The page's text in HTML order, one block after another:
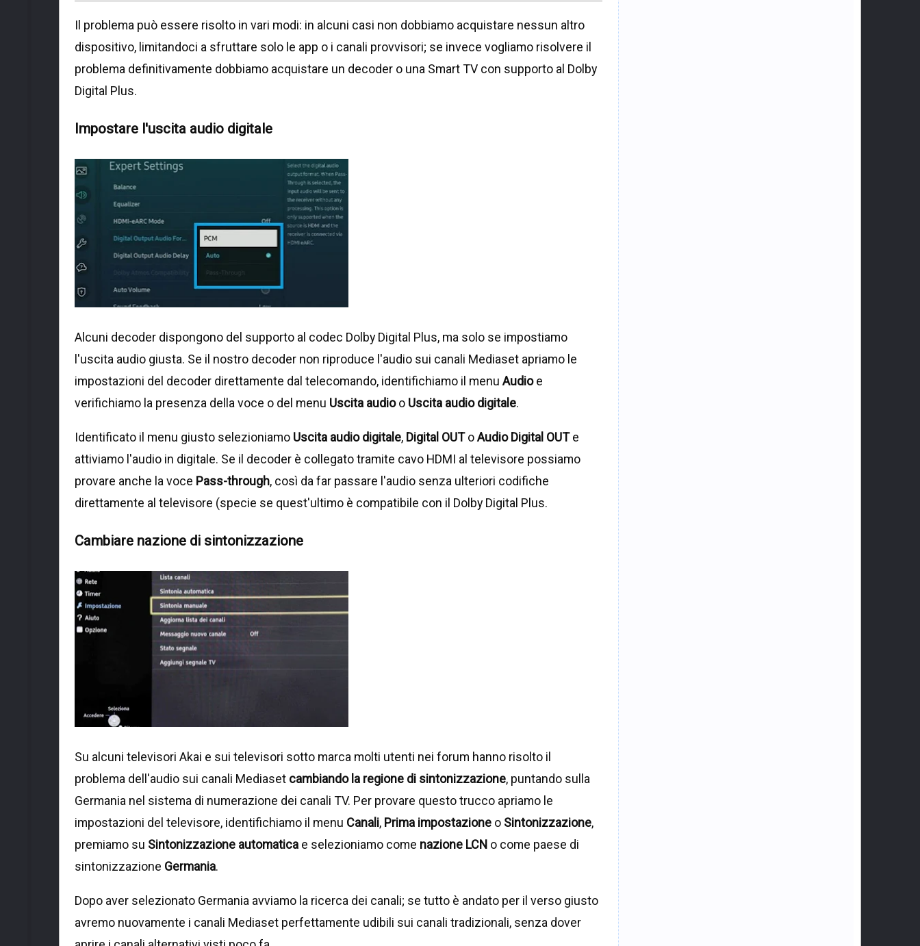
Il problema può essere risolto in vari modi: in alcuni casi non dobbiamo acquistare nessun altro
dispositivo, limitandoci a sfruttare solo le app o i canali provvisori; se invece vogliamo risolvere il
problema definitivamente dobbiamo acquistare un decoder o una Smart TV con supporto al Dolby
Digital Plus.
Impostare l'uscita audio digitale
Alcuni decoder dispongono del supporto al codec Dolby Digital Plus, ma solo se impostiamo
l'uscita audio giusta. Se il nostro decoder non riproduce l'audio sui canali Mediaset apriamo le
impostazioni del decoder direttamente dal telecomando, identifichiamo il menu Audioe
verifichiamo la presenza della voce o del menu Uscita audioo Uscita audio digitale.
Identificato il menu giusto selezioniamo Uscita audio digitale, Digital OUToAudio Digital OUTe
attiviamo l'audio in digitale. Se il decoder è collegato tramite cavo HDMI al televisore possiamo
provare anche la voce Pass-through, così da far passare l'audio senza ulteriori codifiche
direttamente al televisore (specie se quest'ultimo è compatibile con il Dolby Digital Plus.
Cambiare nazione di sintonizzazione
Su alcuni televisori Akai e sui televisori sotto marca molti utenti nei forum hanno risolto il
problema dell'audio sui canali Mediaset cambiando la regione di sintonizzazione, puntando sulla
Germania nel sistema di numerazione dei canali TV. Per provare questo trucco apriamo le
impostazioni del televisore, identifichiamo il menu Canali, Prima impostazione o Sintonizzazione,
premiamo su Sintonizzazione automatica e selezioniamo come nazione LCN o come paese di
sintonizzazione Germania.
Dopo aver selezionato Germania avviamo la ricerca dei canali; se tutto è andato per il verso giusto
avremo nuovamente i canali Mediaset perfettamente udibili sui canali tradizionali, senza dover